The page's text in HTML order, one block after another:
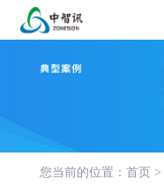
您当前的位置： 首页 >